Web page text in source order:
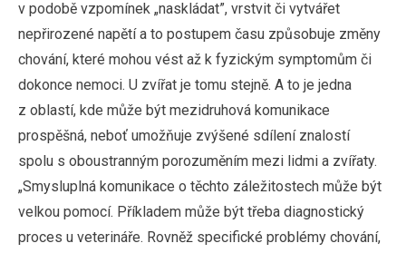
v podobě vzpomínek „naskládat”, vrstvit či vytvářet
nepřirozené napětí a to postupem času způsobuje změny
chování, které mohou vést až k fyzickým symptomům či
dokonce nemoci. U zvířat je tomu stejně. A to je jedna
z oblastí, kde může být mezidruhová komunikace
prospěšná, neboť umožňuje zvýšené sdílení znalostí
spolu s oboustranným porozuměním mezi lidmi a zvířaty.
„Smysluplná komunikace o těchto záležitostech může být
velkou pomocí. Příkladem může být třeba diagnostický
proces u veterináře. Rovněž specifické problémy chování,